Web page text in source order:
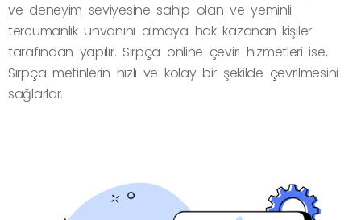
ve deneyim seviyesine sahip olan ve yeminli
tercümanlık unvanını almaya hak kazanan kişiler
tarafından yapılır. Sırpça online çeviri hizmetleri ise,
Sırpça metinlerin hızlı ve kolay bir şekilde çevrilmesini
sağlarlar.